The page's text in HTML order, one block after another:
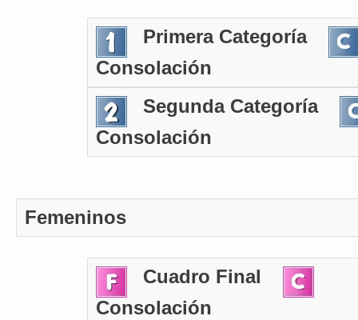
Primera Categoría
Consolación
Segunda Categoría
Consolación
Femeninos
Cuadro Final
Consolación